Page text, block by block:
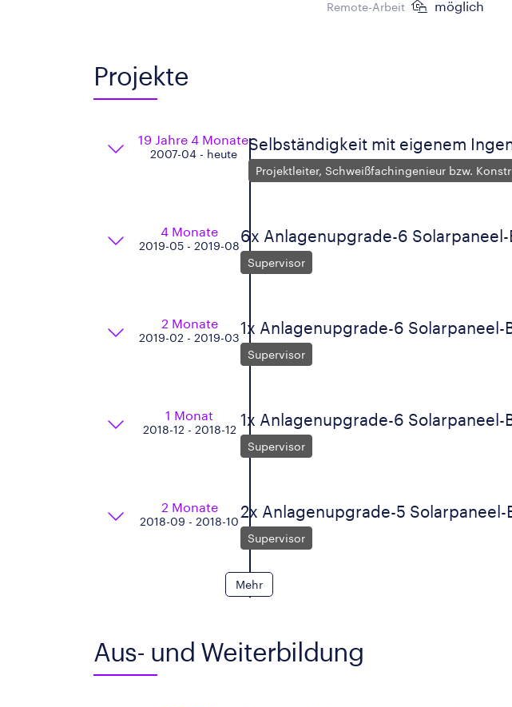
Remote-Arbeit möglich
Projekte
19 Jahre 4 Monate
2007-04 - heute
Selbständigkeit mit eigenem
Projektleiter, Schweißfachingenieur bzw.
4 Monate
2019-05 - 2019-08
6x Anlagenupgrade-6
Supervisor
2 Monate
2019-02 - 2019-03
1x Anlagenupgrade-6 Solarpaneel-
Supervisor
1 Monat
2018-12 - 2018-12
1x Anlagenupgrade-6 Solarpaneel-
Supervisor
2 Monate
2018-09 - 2018-10
2x Anlagenupgrade-5
Supervisor
Mehr
Aus- und Weiterbildung